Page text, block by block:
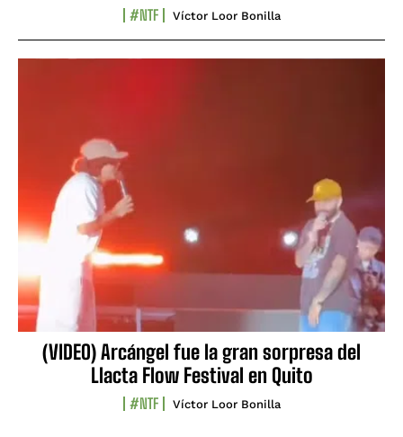
#NTF Víctor Loor Bonilla
(VIDEO) Arcángel fue la gran sorpresa del
Llacta Flow Festival en Quito
#NTF Víctor Loor Bonilla